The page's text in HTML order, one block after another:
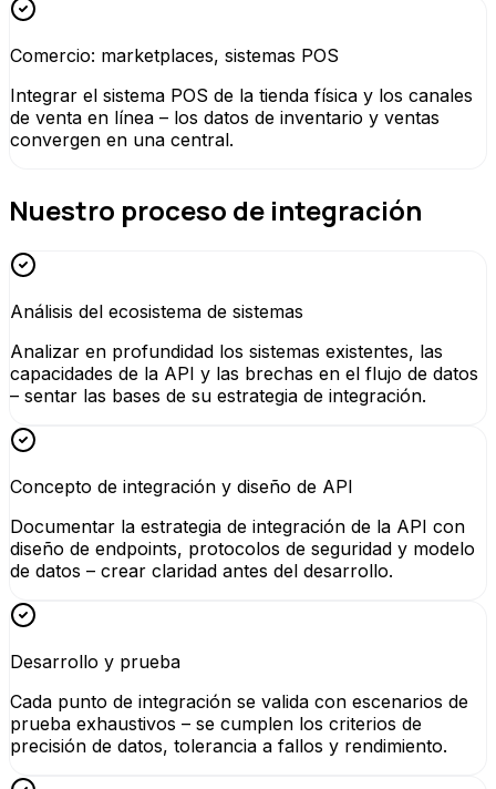
Comercio: marketplaces, sistemas POS
Integrar el sistema POS de la tienda física y los canales
de venta en línea – los datos de inventario y ventas
convergen en una central.
Nuestro proceso de integración
Análisis del ecosistema de sistemas
Analizar en profundidad los sistemas existentes, las
capacidades de la API y las brechas en el flujo de datos
– sentar las bases de su estrategia de integración.
Concepto de integración y diseño de API
Documentar la estrategia de integración de la API con
diseño de endpoints, protocolos de seguridad y modelo
de datos – crear claridad antes del desarrollo.
Desarrollo y prueba
Cada punto de integración se valida con escenarios de
prueba exhaustivos – se cumplen los criterios de
precisión de datos, tolerancia a fallos y rendimiento.